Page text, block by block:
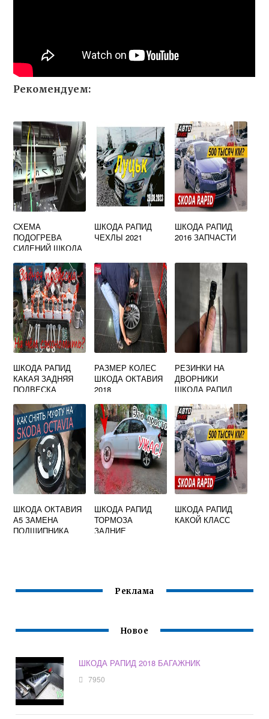
Рекомендуем:
СХЕМА
ПОДОГРЕВА
СИДЕНИЙ ШКОДА
ШКОДА РАПИД
ЧЕХЛЫ 2021
ШКОДА РАПИД
2016 ЗАПЧАСТИ
ШКОДА РАПИД
КАКАЯ ЗАДНЯЯ
ПОДВЕСКА
РАЗМЕР КОЛЕС
ШКОДА ОКТАВИЯ
2018
РЕЗИНКИ НА
ДВОРНИКИ
ШКОДА РАПИД
ШКОДА ОКТАВИЯ
А5 ЗАМЕНА
ПОДШИПНИКА
ШКОДА РАПИД
ТОРМОЗА
ЗАДНИЕ
ШКОДА РАПИД
КАКОЙ КЛАСС
Реклама
Новое
ШКОДА РАПИД 2018 БАГАЖНИК
7950